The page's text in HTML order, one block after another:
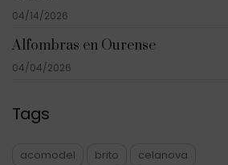
04/14/2026
Alfombras en Ourense
04/04/2026
Tags
acomodel brito
celanova